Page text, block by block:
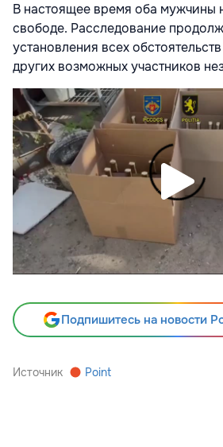
В настоящее время оба мужчины
свободе. Расследование
установления всех
других возможных участников
Подпишитесь на новости
Источник Point